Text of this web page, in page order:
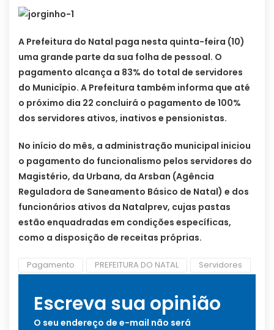
A Prefeitura do Natal paga nesta quinta-feira (10)
uma grande parte da sua folha de pessoal. O
pagamento alcança a 83% do total de servidores
do Município. A Prefeitura também informa que até
o próximo dia 22 concluirá o pagamento de 100%
dos servidores ativos, inativos e pensionistas.
No início do mês, a administração municipal iniciou
o pagamento do funcionalismo pelos servidores do
Magistério, da Urbana, da Arsban (Agência
Reguladora de Saneamento Básico de Natal) e dos
funcionários ativos da Natalprev, cujas pastas
estão enquadradas em condições específicas,
como a disposição de receitas próprias.
Pagamento PREFEITURA DO NATAL Servidores
Escreva sua opinião
O seu endereço de e-mail não será